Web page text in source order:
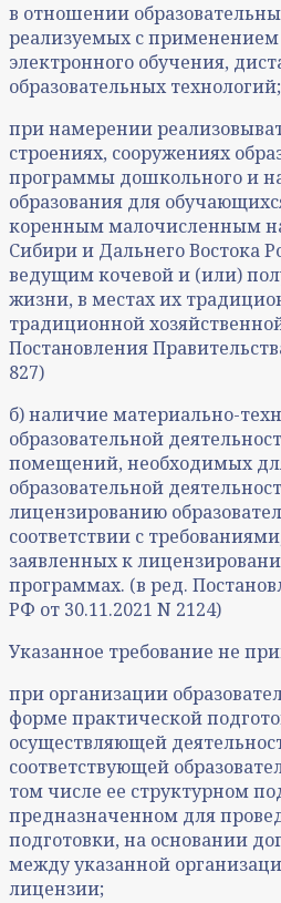
в отношении
реализуемых с
электронного обучения,
образовательных технологий;
при намерении
строениях, сооружениях
программы дошкольного и
образования для
коренным малочисленным
Сибири и Дальнего Востока
ведущим кочевой и (или)
жизни, в местах их
традиционной
Постановления
827)
б) наличие материально-
образовательной
помещений, необходимых
образовательной
лицензированию
соответствии с
заявленных к
программах. (в ред.
РФ от 30.11.2021 N 2124)
Указанное требование не
при организации
форме практической
осуществляющей
соответствующей
том числе ее структурном
предназначенном для
подготовки, на основании
между указанной
лицензии;